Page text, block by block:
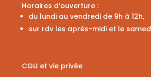
Horaires d’ouverture :
du lundi au vendredi de 9h à 12h,
sur rdv les après-midi et le
CGU et vie privée